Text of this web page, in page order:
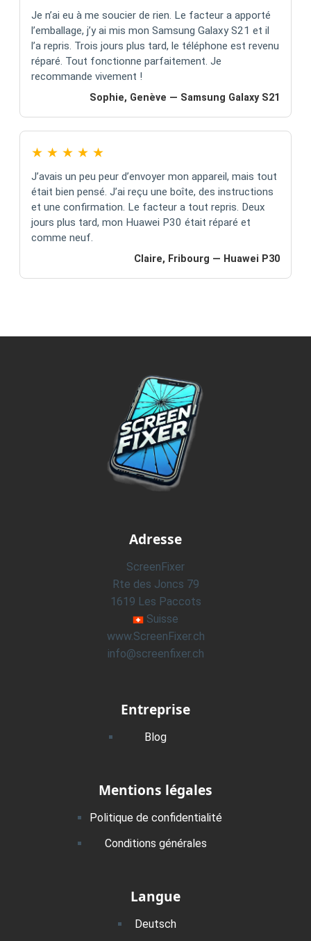
Je n’ai eu à me soucier de rien. Le facteur a apporté
l’emballage, j’y ai mis mon Samsung Galaxy S21 et il
l’a repris. Trois jours plus tard, le téléphone est revenu
réparé. Tout fonctionne parfaitement. Je
recommande vivement !
Sophie, Genève — Samsung Galaxy S21
★ ★ ★ ★ ★
J’avais un peu peur d’envoyer mon appareil, mais tout
était bien pensé. J’ai reçu une boîte, des instructions
et une confirmation. Le facteur a tout repris. Deux
jours plus tard, mon Huawei P30 était réparé et
comme neuf.
Claire, Fribourg — Huawei P30
Adresse
ScreenFixer
Rte des Joncs 79
1619 Les Paccots
Suisse
www.ScreenFixer.ch
info@screenfixer.ch
Entreprise
Blog
Mentions légales
Politique de confidentialité
Conditions générales
Langue
Deutsch